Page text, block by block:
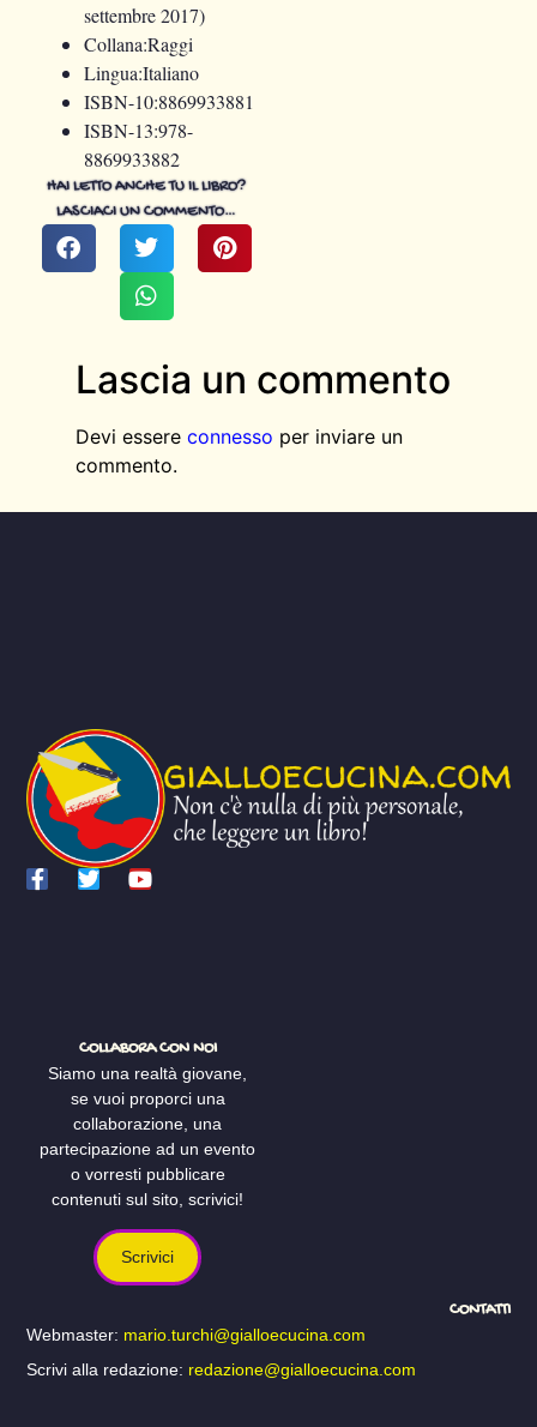
HAI LETTO ANCHE TU IL LIBRO?
LASCIACI UN COMMENTO…
settembre 2017)
Collana:Raggi
Lingua:Italiano
ISBN-10:8869933881
ISBN-13:978-
8869933882
Lascia un commento
Devi essere connesso per inviare un
commento.
COLLABORA CON NOI
Siamo una realtà giovane,
se vuoi proporci una
collaborazione, una
partecipazione ad un evento
o vorresti pubblicare
contenuti sul sito, scrivici!
Scrivici
CONTATTI
Webmaster: mario.turchi@gialloecucina.com
Scrivi alla redazione: redazione@gialloecucina.com